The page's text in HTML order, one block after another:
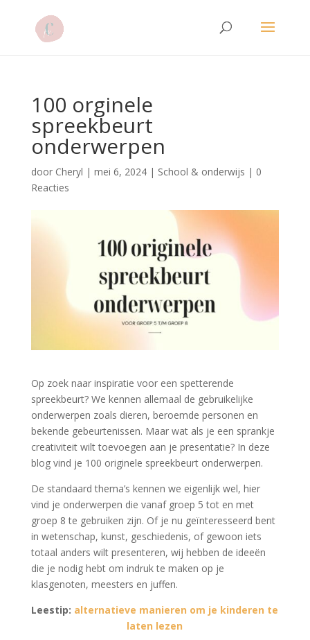
100 orginele
spreekbeurt
onderwerpen
door Cheryl | mei 6, 2024| School & onderwijs | 0
Reacties
Op zoek naar inspiratie voor een spetterende
spreekbeurt? We kennen allemaal de gebruikelijke
onderwerpen zoals dieren, beroemde personen en
bekende gebeurtenissen. Maar wat als je een sprankje
creativiteit wilt toevoegen aan je presentatie? In deze
blog vind je 100 originele spreekbeurt onderwerpen.
De standaard thema’s kennen we eigenlijk wel, hier
vind je onderwerpen die vanaf groep 5 tot en met
groep 8 te gebruiken zijn. Of je nu geïnteresseerd bent
in wetenschap, kunst, geschiedenis, of gewoon iets
totaal anders wilt presenteren, wij hebben de ideeën
die je nodig hebt om indruk te maken op je
klasgenoten, meesters en juffen.
Leestip: alternatieve manieren om je kinderen te
laten lezen